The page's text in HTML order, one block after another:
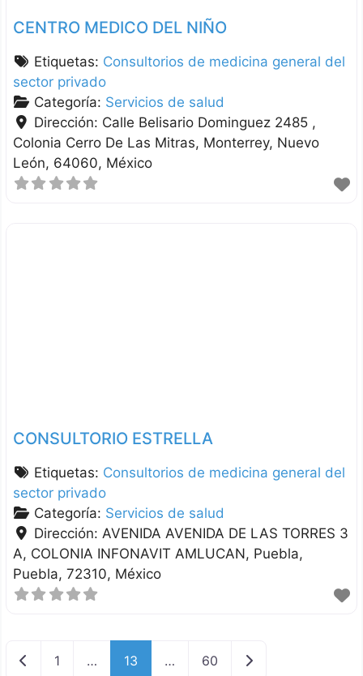
CENTRO MEDICO DEL NIÑO
Etiquetas: Consultorios de medicina general del
sector privado
Categoría: Servicios de salud
Dirección: Calle Belisario Dominguez 2485 ,
Colonia Cerro De Las Mitras Monterrey Nuevo
León 64060 México
CONSULTORIO ESTRELLA
Etiquetas: Consultorios de medicina general del
sector privado
Categoría: Servicios de salud
Dirección: AVENIDA AVENIDA DE LAS TORRES 3
A, COLONIA INFONAVIT AMLUCAN Puebla
Puebla 72310 México
Nuevas entradas
1 … 13 … 60 Entradas anteriores